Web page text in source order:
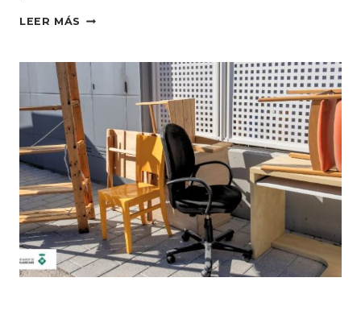
LEER MÁS EL GRUPO SOLIDANÇA CONSOLIDA
DE
TRABAJO
DE
INSERCIÓN
EN
EL
PRIMER
SEMESTRE
DE
2026